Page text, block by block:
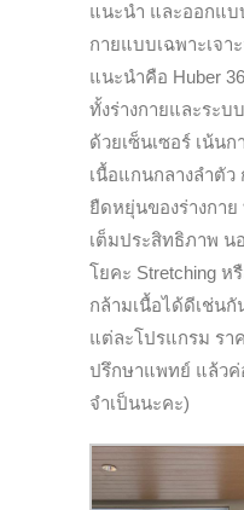
แนะนำ และออกแบ
กายแบบเฉพาะเจา
แนะนำคือ Huber
ทั้งร่างกายและระ
ด้วยเซ็นเซอร์ เน้น
เนื้อแกนกลางลำตัว
ยืดหยุ่นของร่างกา
เต็มประสิทธิภาพ น
โยคะ Stretching ห
กล้ามเนื้อได้ดีเช่นกั
แต่ละโปรแกรม รา
ปรึกษาแพทย์ แล้วค่
จำเป็นนะคะ)